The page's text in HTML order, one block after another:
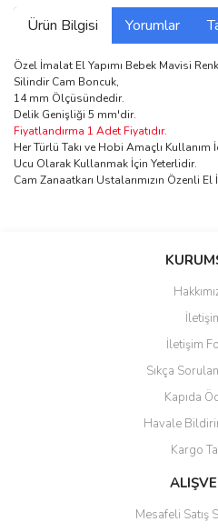
Ürün Bilgisi Yorumlar
Özel İmalat El Yapımı Bebek Mavisi
Silindir Cam Boncuk,
14 mm Ölçüsündedir.
Delik Genişliği 5 mm'dir.
Fiyatlandırma 1 Adet Fiyatıdır.
Her Türlü Takı ve Hobi Amaçlı
Ucu Olarak Kullanmak İçin Yeterlidir.
Cam Zanaatkarı Ustalarımızın Özenli
Bu ürüne ilk
Yorum
Ürün resmi kalitesiz, bozuk veya
Ürün açıklamasında eksik
Ürün bilgilerinde hatalar
Ürün fiyatı diğer sitelerden daha
Bu ürüne benzer farklı
İletişim
Sıkça
Kapıda
Havale
Kargo
Mesafeli Satış